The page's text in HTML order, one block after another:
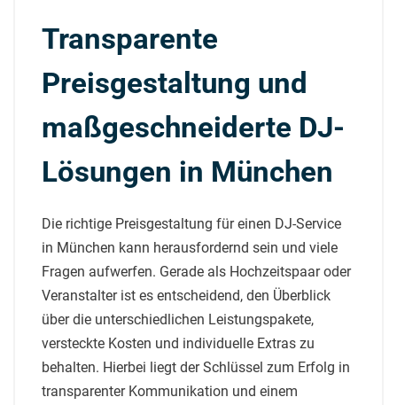
Transparente
Preisgestaltung und
maßgeschneiderte DJ-
Lösungen in München
Die richtige Preisgestaltung für einen DJ-Service
in München kann herausfordernd sein und viele
Fragen aufwerfen. Gerade als Hochzeitspaar oder
Veranstalter ist es entscheidend, den Überblick
über die unterschiedlichen Leistungspakete,
versteckte Kosten und individuelle Extras zu
behalten. Hierbei liegt der Schlüssel zum Erfolg in
transparenter Kommunikation und einem